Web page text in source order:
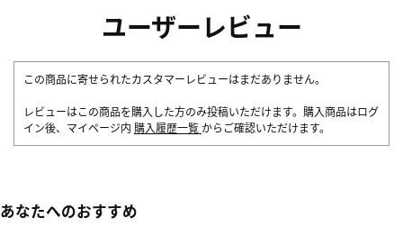
ユーザーレビュー
この商品に寄せられたカスタマーレビューはまだありません。
レビューはこの商品を購入した方のみ投稿いただけます。購入商品はログ
イン後、マイページ内 購入履歴一覧 からご確認いただけます。
あなたへのおすすめ